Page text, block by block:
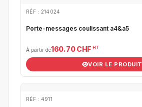
RÉF : 214024
Porte-messages coulissant a4&a5
À partir de160.70 CHF HT
VOIR LE PRODUIT
RÉF : 4911